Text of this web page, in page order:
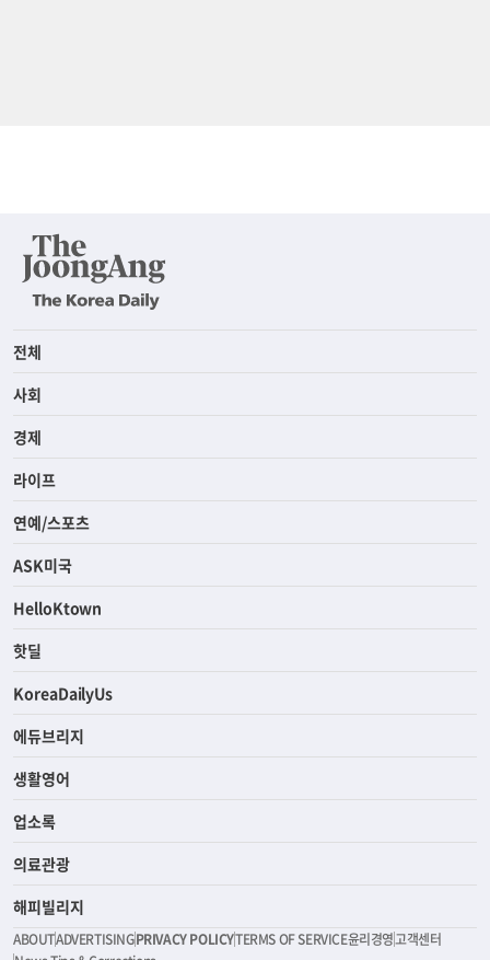
전체
사회
경제
라이프
연예/스포츠
ASK미국
HelloKtown
핫딜
KoreaDailyUs
에듀브리지
생활영어
업소록
의료관광
해피빌리지
ABOUTADVERTISINGPRIVACY POLICYTERMS OF SERVICE윤리경영고객센터